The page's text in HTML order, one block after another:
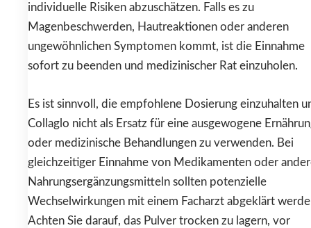
individuelle Risiken abzuschätzen. Falls es zu
Magenbeschwerden, Hautreaktionen oder anderen
ungewöhnlichen Symptomen kommt, ist die Einnahme
sofort zu beenden und medizinischer Rat einzuholen.
Es ist sinnvoll, die empfohlene Dosierung einzuhalten
Collaglo nicht als Ersatz für eine ausgewogene
oder medizinische Behandlungen zu verwenden. Bei
gleichzeitiger Einnahme von Medikamenten oder
Nahrungsergänzungsmitteln sollten potenzielle
Wechselwirkungen mit einem Facharzt abgeklärt
Achten Sie darauf, das Pulver trocken zu lagern, vor